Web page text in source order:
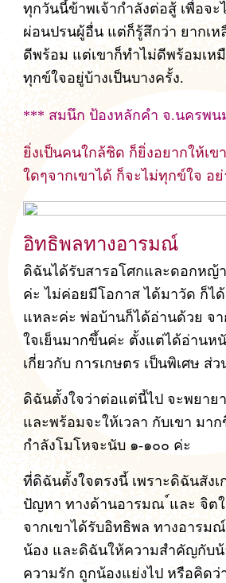
ทุกวันนี้ข้าพเจ้ากำลังต่อสู้ เพื่อจ
ผ่อนปรนผู้อื่น แต่ก็รู้สึกว่า ยากเห
ดีพร้อม แต่เขาก็ทำไม่ดีพร้อมเห
ทุกข์ใจอยู่บ้างเป็นบางครั้ง.
*** สมนึก ป้องหลักคำ จ.นครพน
ยิ่งเป็นคนใกล้ชิด ก็ยิ่งอยากให้เข
ใดๆจากเขาได้ ก็จะไม่ทุกข์ใจ อ
อิทธิพลทางอารมณ์
ดิฉันได้รับสารอโศกและดอกห
ค่ะ ไม่ค่อยมีโอกาส ได้มาวัด ก็ไ
แหละค่ะ พ่อบ้านก็ได้อ่านด้วย จ
ใจเย็นมากขึ้นค่ะ ตั้งแต่ได้อ่านห
เกี่ยวกับ การเกษตร เป็นพิเศษ
ดิฉันตั้งใจว่าต่อแต่นี้ไป จะพยาย
และพร้อมจะให้เวลา กับเขา มา
กำลังโมโหจะนับ ๑-๑๐๐ ค่ะ
ที่ดิฉันตั้งใจตรงนี้ เพราะดิฉันสัง
ปัญหา ทางด้านอารมณ ์และ จิต
จากเขาได้รับอิทธิพล ทางอารม
น้อง และดิฉันให้ความสำคัญกับน้
ความรัก ถูกน้องแย่งไป หรือคิดว่